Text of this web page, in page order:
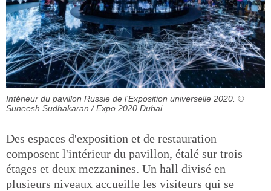
Intérieur du pavillon Russie de l'Exposition universelle 2020. ©
Suneesh Sudhakaran / Expo 2020 Dubai
Des espaces d'exposition et de restauration
composent l'intérieur du pavillon, étalé sur trois
étages et deux mezzanines. Un hall divisé en
plusieurs niveaux accueille les visiteurs qui se